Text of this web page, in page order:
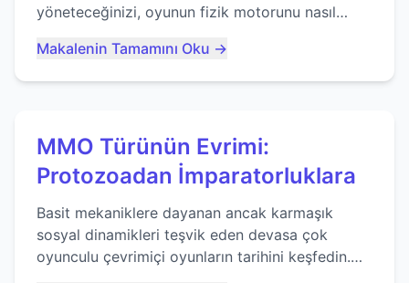
yöneteceğinizi, oyunun fizik motorunu nasıl
ustalaşacağınızı öğrenin...
Makalenin Tamamını Oku →
MMO Türünün Evrimi:
Protozoadan İmparatorluklara
Basit mekaniklere dayanan ancak karmaşık
sosyal dinamikleri teşvik eden devasa çok
oyunculu çevrimiçi oyunların tarihini keşfedin.